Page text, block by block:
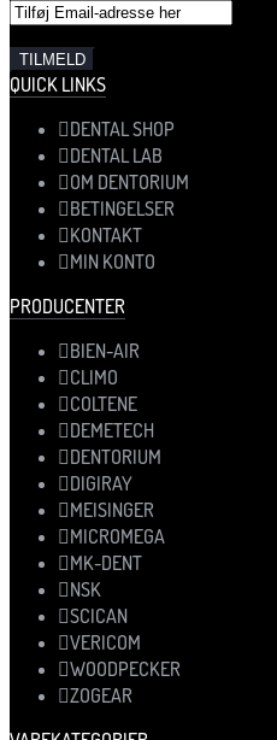
QUICK LINKS
DENTAL SHOP
DENTAL LAB
OM DENTORIUM
BETINGELSER
KONTAKT
MIN KONTO
PRODUCENTER
BIEN-AIR
CLIMO
COLTENE
DEMETECH
DENTORIUM
DIGIRAY
MEISINGER
MICROMEGA
MK-DENT
NSK
SCICAN
VERICOM
WOODPECKER
ZOGEAR